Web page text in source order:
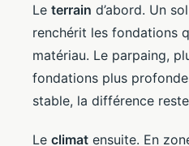
Le terrain d’abord. Un
renchérit les fondations
matériau. Le parpaing,
fondations plus
stable, la différence
Le climat ensuite. En